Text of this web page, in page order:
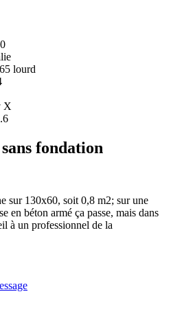
lourd
X
fondation
sur 130x60, soit 0,8 m2; sur une
en béton armé ça passe, mais dans
à un professionnel de la